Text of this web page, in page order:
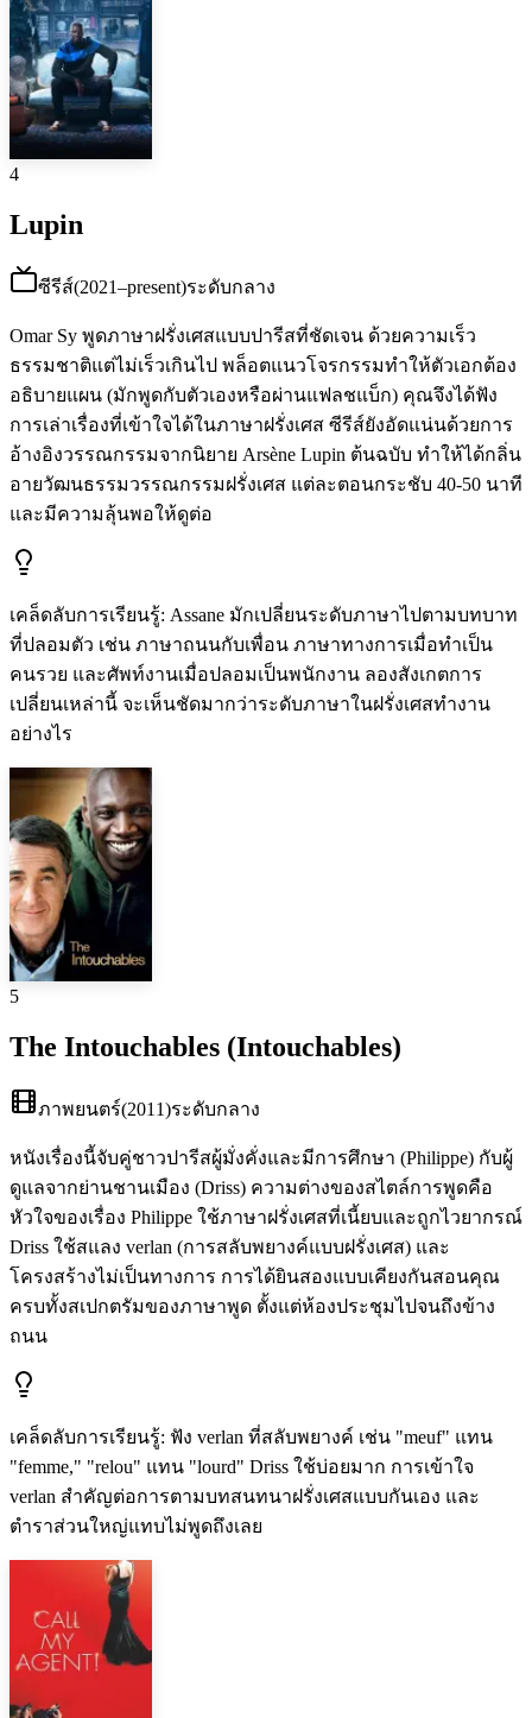
4
Lupin
ซีรีส์(2021–present)ระดับกลาง
Omar Sy พูดภาษาฝรั่งเศสแบบปารีสที่ชัดเจน ด้วยความเร็ว
ธรรมชาติแต่ไม่เร็วเกินไป พล็อตแนวโจรกรรมทำให้ตัวเอกต้อง
อธิบายแผน (มักพูดกับตัวเองหรือผ่านแฟลชแบ็ก) คุณจึงได้ฟัง
การเล่าเรื่องที่เข้าใจได้ในภาษาฝรั่งเศส ซีรีส์ยังอัดแน่นด้วยการ
อ้างอิงวรรณกรรมจากนิยาย Arsène Lupin ต้นฉบับ ทำให้ได้กลิ่น
อายวัฒนธรรมวรรณกรรมฝรั่งเศส แต่ละตอนกระชับ 40-50 นาที
และมีความลุ้นพอให้ดูต่อ
เคล็ดลับการเรียนรู้: Assane มักเปลี่ยนระดับภาษาไปตามบทบาท
ที่ปลอมตัว เช่น ภาษาถนนกับเพื่อน ภาษาทางการเมื่อทำเป็น
คนรวย และศัพท์งานเมื่อปลอมเป็นพนักงาน ลองสังเกตการ
เปลี่ยนเหล่านี้ จะเห็นชัดมากว่าระดับภาษาในฝรั่งเศสทำงาน
อย่างไร
5
The Intouchables (Intouchables)
ภาพยนตร์(2011)ระดับกลาง
หนังเรื่องนี้จับคู่ชาวปารีสผู้มั่งคั่งและมีการศึกษา (Philippe) กับผู้
ดูแลจากย่านชานเมือง (Driss) ความต่างของสไตล์การพูดคือ
หัวใจของเรื่อง Philippe ใช้ภาษาฝรั่งเศสที่เนี้ยบและถูกไวยากรณ์
Driss ใช้สแลง verlan (การสลับพยางค์แบบฝรั่งเศส) และ
โครงสร้างไม่เป็นทางการ การได้ยินสองแบบเคียงกันสอนคุณ
ครบทั้งสเปกตรัมของภาษาพูด ตั้งแต่ห้องประชุมไปจนถึงข้าง
ถนน
เคล็ดลับการเรียนรู้: ฟัง verlan ที่สลับพยางค์ เช่น "meuf" แทน
"femme," "relou" แทน "lourd" Driss ใช้บ่อยมาก การเข้าใจ
verlan สำคัญต่อการตามบทสนทนาฝรั่งเศสแบบกันเอง และ
ตำราส่วนใหญ่แทบไม่พูดถึงเลย